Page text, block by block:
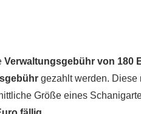
Verwaltungsgebühr von 180
gezahlt werden. Diese
Größe eines